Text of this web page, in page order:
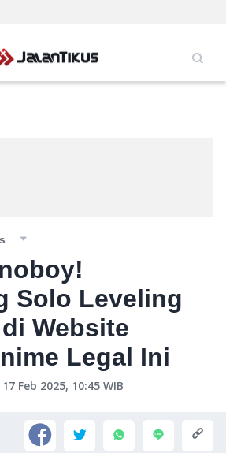
Solo Leveling
Website
Legal Ini
Feb 2025, 10:45 WIB